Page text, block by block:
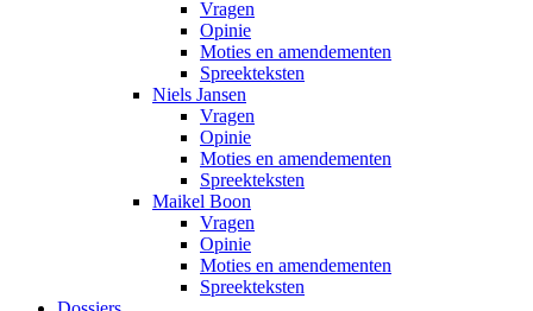
Vragen
Opinie
Moties en amendementen
Spreekteksten
Niels Jansen
Vragen
Opinie
Moties en amendementen
Spreekteksten
Maikel Boon
Vragen
Opinie
Moties en amendementen
Spreekteksten